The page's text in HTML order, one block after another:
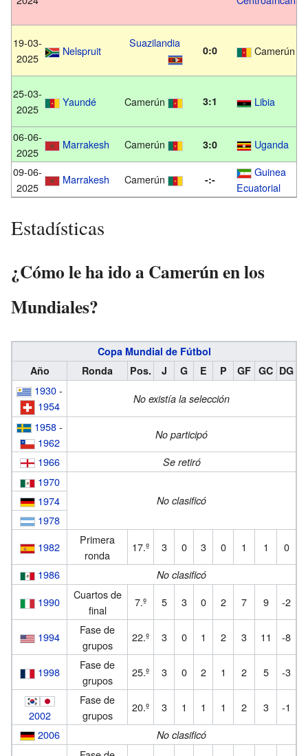
19-03-
2025
Nelspruit
Suazilandia
0:0 Camerún
25-03-
2025
Yaundé Camerún 3:1 Libia
06-06-
2025
Marrakesh Camerún 3:0 Uganda
09-06-
2025
Marrakesh Camerún -:-
Guinea
Ecuatorial
Estadísticas
¿Cómo le ha ido a Camerún en los
Mundiales?
Copa Mundial de Fútbol
Año
Ronda Pos. J G E P GF GC DG
1930-
1954
No existía la selección
1958-
1962
No participó
1966 Se retiró
1970
No clasificó
1974
1978
1982
Primera
ronda
17.º 3 0 3 0 1 1
0
1986
No clasificó
1990
Cuartos de
final
7.º 5 3 0 2 7 9 -2
1994
Fase de
grupos
22.º 3 0 1 2 3 11 -8
1998
Fase de
grupos
25.º 3 0 2 1 2 5 -3
2002
Fase de
grupos
20.º 3 1 1 1 2 3
-1
2006
No clasificó